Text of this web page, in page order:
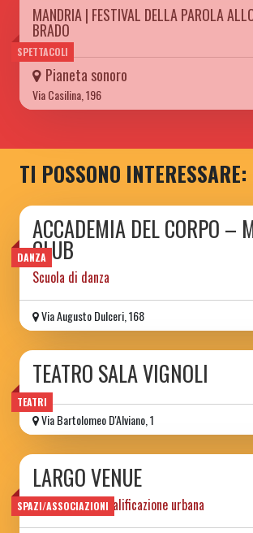
SPETTACOLI
MANDRIA | FESTIVAL DELLA PAROLA
BRADO
Pianeta sonoro
Via Casilina, 196
TI POSSONO INTERESSARE:
DANZA
ACCADEMIA DEL CORPO –
CLUB
Scuola di danza
Via Augusto Dulceri, 168
TEATRI
TEATRO SALA VIGNOLI
Via Bartolomeo D'Alviano, 1
SPAZI/ASSOCIAZIONI
LARGO VENUE
progetto di riqualificazione urbana